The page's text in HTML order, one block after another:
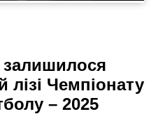
залишилося
Чемпіонату
– 2025